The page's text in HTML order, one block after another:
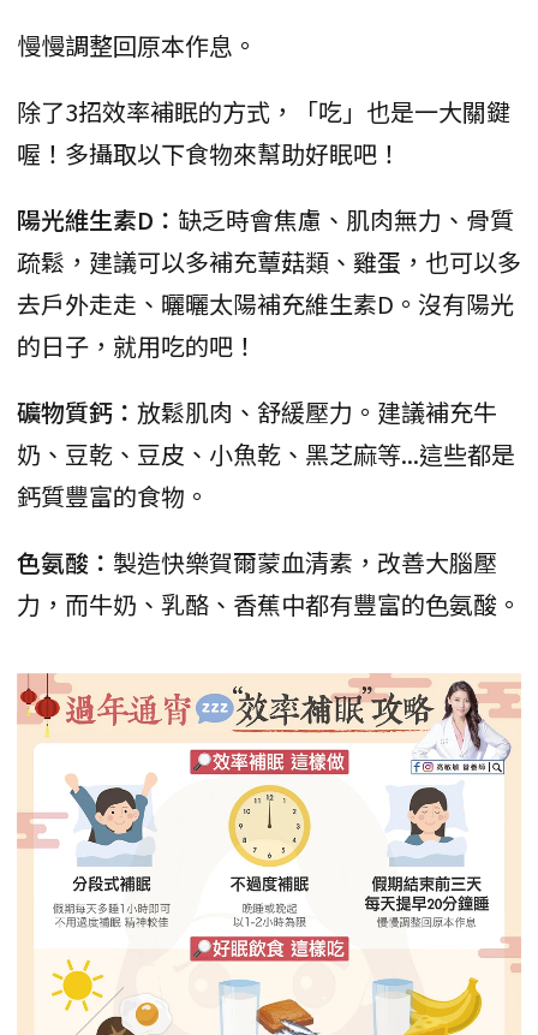
慢慢調整回原本作息。
除了3招效率補眠的方式，「吃」也是一大關鍵
喔！多攝取以下食物來幫助好眠吧！
陽光維生素D： 缺乏時會焦慮、肌肉無力、骨質
疏鬆，建議可以多補充蕈菇類、雞蛋，也可以多
去戶外走走、曬曬太陽補充維生素D。沒有陽光
的日子，就用吃的吧！
礦物質鈣： 放鬆肌肉、舒緩壓力。建議補充牛
奶、豆乾、豆皮、小魚乾、黑芝麻等...這些都是
鈣質豐富的食物。
色氨酸： 製造快樂賀爾蒙血清素，改善大腦壓
力，而牛奶、乳酪、香蕉中都有豐富的色氨酸。